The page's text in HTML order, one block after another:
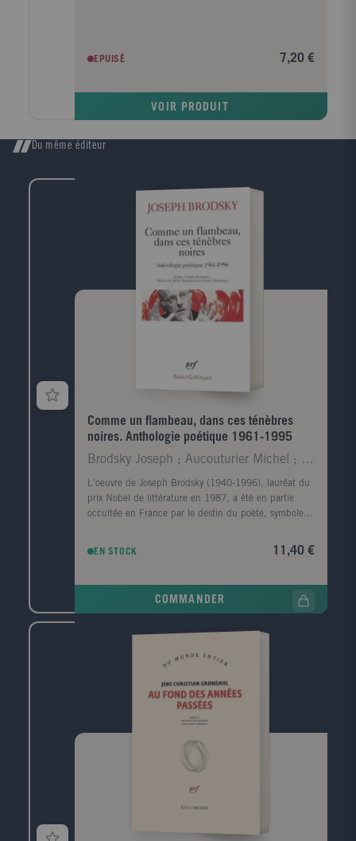
EPUISÉ 7,20 €
VOIR PRODUIT
Du même éditeur
Comme un flambeau, dans ces ténèbres
noires. Anthologie poétique 1961-1995
Brodsky Joseph ; Aucouturier Michel ; Bordier Jean
L'oeuvre de Joseph Brodsky (1940-1996), lauréat du
prix Nobel de littérature en 1987, a été en partie
occultée en France par le destin du poète, symbole
compte de sa poésie d'une extraordinaire virtuosité
formelle, liant l'intime à l'épique, au mythologique, et
poèmes publiés dans la collection "Du monde entier"
chronologique, auxquels s'ajoute une sélection de
EN STOCK 11,40 €
COMMANDER